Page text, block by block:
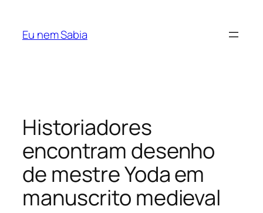
Eu nem Sabia
Historiadores
encontram desenho
de mestre Yoda em
manuscrito medieval